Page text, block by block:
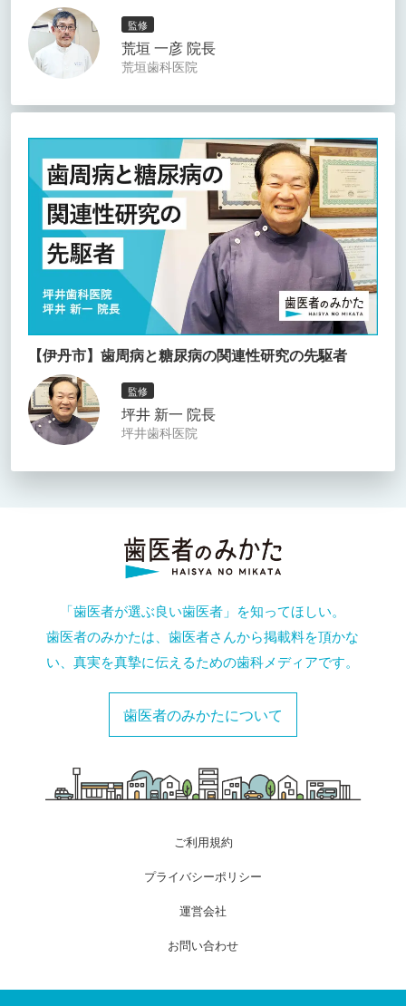
監修
荒垣 一彦 院長
荒垣歯科医院
【伊丹市】歯周病と糖尿病の関連性研究の先駆者
監修
坪井 新一 院長
坪井歯科医院
「歯医者が選ぶ良い歯医者」を知ってほしい。
歯医者のみかたは、歯医者さんから掲載料を頂かな
い、真実を真摯に伝えるための歯科メディアです。
歯医者のみかたについて
ご利用規約
プライバシーポリシー
運営会社
お問い合わせ